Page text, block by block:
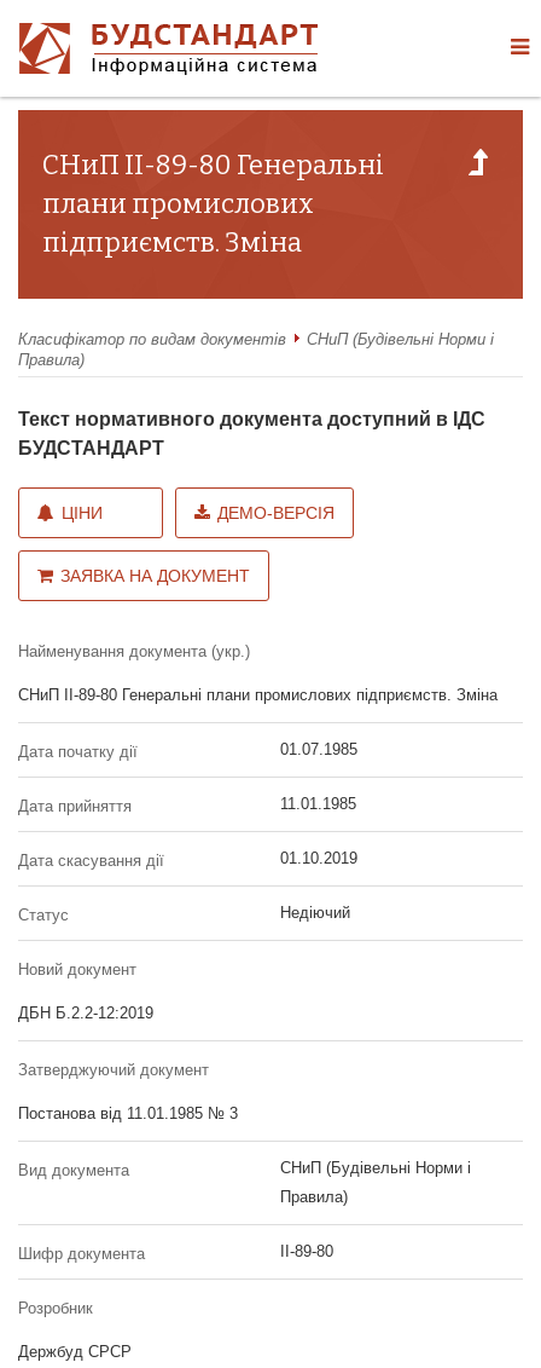
СНиП II-89-80 Генеральні
плани промислових
підприємств. Зміна
Класифікатор по видам документів
СНиП (Будівельні Норми і
Правила)
Текст нормативного документа доступний в ІДС
БУДСТАНДАРТ
ЦІНИ ДЕМО-ВЕРСІЯ
ЗАЯВКА НА ДОКУМЕНТ
Найменування документа (укр.)
СНиП II-89-80 Генеральні плани промислових підприємств. Зміна
Дата початку дії 01.07.1985
Дата прийняття 11.01.1985
Дата скасування дії 01.10.2019
Статус Недіючий
Новий документ
ДБН Б.2.2-12:2019
Затверджуючий документ
Постанова від 11.01.1985 № 3
Вид документа
СНиП (Будівельні Норми і
Правила)
Шифр документа II-89-80
Розробник
Держбуд СРСР